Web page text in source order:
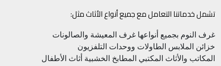
تشمل خدماتنا التعامل مع جميع أنواع الأثاث مثل:
غرف النوم بجميع أنواعها غرف المعيشة والصالونات
خزائن الملابس الطاولات ووحدات التلفزيون
المكاتب والأثاث المكتبي المطابخ الخشبية أثاث الأطفال